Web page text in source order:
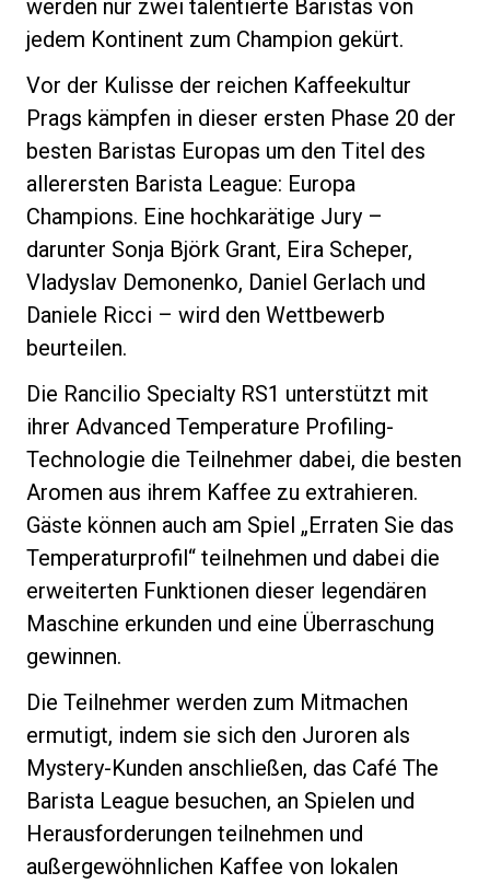
werden nur zwei talentierte Baristas von
jedem Kontinent zum Champion gekürt.
Vor der Kulisse der reichen Kaffeekultur
Prags kämpfen in dieser ersten Phase 20 der
besten Baristas Europas um den Titel des
allerersten Barista League: Europa
Champions. Eine hochkarätige Jury –
darunter Sonja Björk Grant, Eira Scheper,
Vladyslav Demonenko, Daniel Gerlach und
Daniele Ricci – wird den Wettbewerb
beurteilen.
Die Rancilio Specialty RS1 unterstützt mit
ihrer Advanced Temperature Profiling-
Technologie die Teilnehmer dabei, die besten
Aromen aus ihrem Kaffee zu extrahieren.
Gäste können auch am Spiel „Erraten Sie das
Temperaturprofil“ teilnehmen und dabei die
erweiterten Funktionen dieser legendären
Maschine erkunden und eine Überraschung
gewinnen.
Die Teilnehmer werden zum Mitmachen
ermutigt, indem sie sich den Juroren als
Mystery-Kunden anschließen, das Café The
Barista League besuchen, an Spielen und
Herausforderungen teilnehmen und
außergewöhnlichen Kaffee von lokalen
Connect
Kontaktieren Sie uns
Datenschutzerklärung